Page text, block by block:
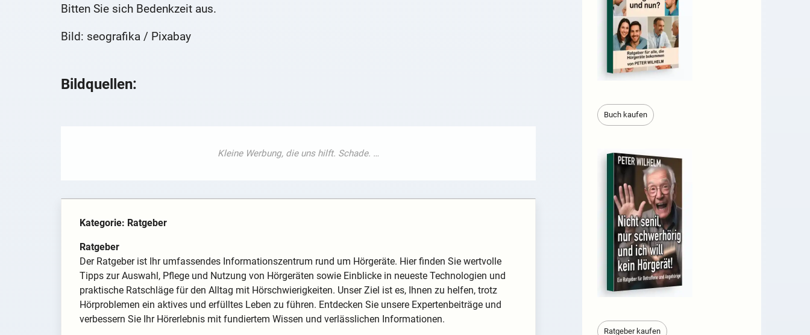
Bitten Sie sich Bedenkzeit aus.
Bild: seografika / Pixabay
Bildquellen:
Kategorie: Ratgeber
Ratgeber
Der Ratgeber ist Ihr umfassendes Informationszentrum rund um Hörgeräte. Hier finden Sie wertvolle
Tipps zur Auswahl, Pflege und Nutzung von Hörgeräten sowie Einblicke in neueste Technologien und
praktische Ratschläge für den Alltag mit Hörschwierigkeiten. Unser Ziel ist es, Ihnen zu helfen, trotz
Hörproblemen ein aktives und erfülltes Leben zu führen. Entdecken Sie unsere Expertenbeiträge und
verbessern Sie Ihr Hörerlebnis mit fundiertem Wissen und verlässlichen Informationen.
Buch kaufen
Ratgeber kaufen